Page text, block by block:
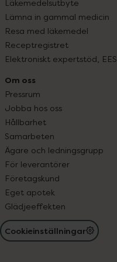
Läkemedelsutbyte
Lämna in gammal medicin
Resa med läkemedel
Receptregistret
Elektroniskt expertstöd, EES
Om oss
Pressrum
Jobba hos oss
Hållbarhet
Samarbeten
Ägare och ledningsgrupp
För leverantörer
Företagskund
Eget apotek
Glädjeeffekten
Cookieinställningar